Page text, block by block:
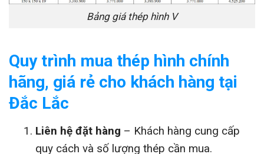
Bảng giá thép hình V
Quy trình mua thép hình chính
hãng, giá rẻ cho khách hàng tại
Đắc Lắc
Liên hệ đặt hàng – Khách hàng cung cấp
quy cách và số lượng thép cần mua.